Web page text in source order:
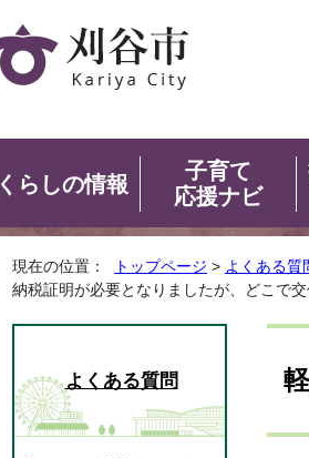
くらしの情報
子育て
応援ナビ
現在の位置： トップページ > よくある質
納税証明が必要となりましたが、どこで交
よくある質問